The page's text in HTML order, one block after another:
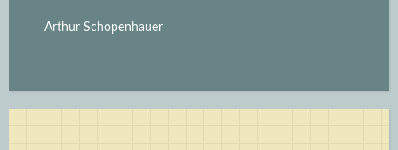
Arthur Schopenhauer